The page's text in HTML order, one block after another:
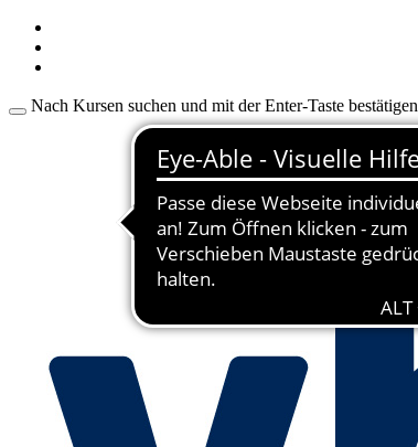
Nach Kursen suchen und mit der Enter-Taste bestätigen